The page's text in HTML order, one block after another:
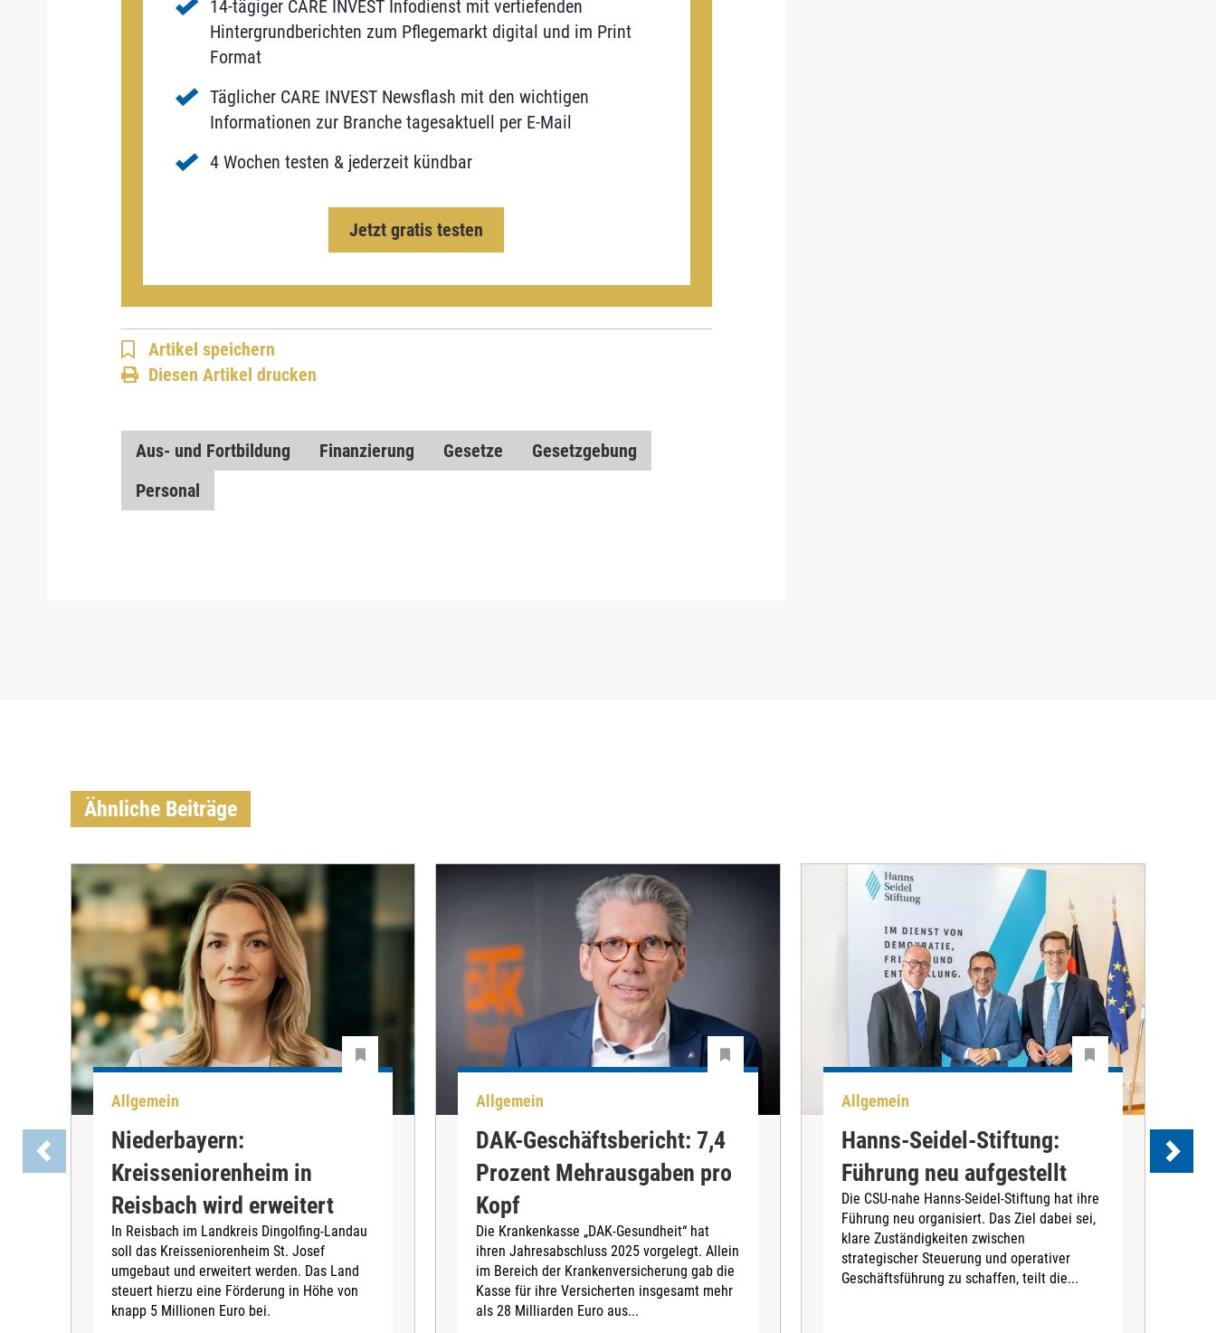
14-tägiger CARE INVEST Infodienst mit vertiefenden
Hintergrundberichten zum Pflegemarkt digital und im Print
Format
Täglicher CARE INVEST Newsflash mit den wichtigen
Informationen zur Branche tagesaktuell per E-Mail
4 Wochen testen & jederzeit kündbar
Jetzt gratis testen
Artikel speichern
Diesen Artikel drucken
Aus- und Fortbildung Finanzierung Gesetze
Gesetzgebung
Personal
Ähnliche Beiträge
Allgemein
Niederbayern:
Kreisseniorenheim in
Reisbach wird erweitert
In Reisbach im Landkreis Dingolfing-Landau
soll das Kreisseniorenheim St. Josef
umgebaut und erweitert werden. Das Land
steuert hierzu eine Förderung in Höhe von
knapp 5 Millionen Euro bei.
Allgemein
DAK-Geschäftsbericht: 7,4
Prozent Mehrausgaben pro
Kopf
Die Krankenkasse „DAK-Gesundheit“ hat
ihren Jahresabschluss 2025 vorgelegt. Allein
im Bereich der Krankenversicherung gab die
Kasse für ihre Versicherten insgesamt mehr
als 28 Milliarden Euro aus...
Allgemein
Hanns-Seidel-Stiftung:
Führung neu aufgestellt
Die CSU-nahe Hanns-Seidel-Stiftung hat ihre
Führung neu organisiert. Das Ziel dabei sei,
klare Zuständigkeiten zwischen
strategischer Steuerung und operativer
Geschäftsführung zu schaffen, teilt die...